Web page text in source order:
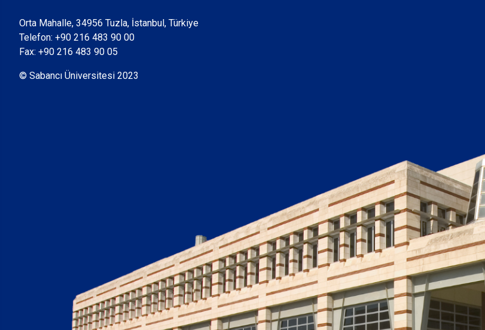
Orta Mahalle, 34956 Tuzla, İstanbul, Türkiye
Telefon: +90 216 483 90 00
Fax: +90 216 483 90 05
© Sabancı Üniversitesi 2023